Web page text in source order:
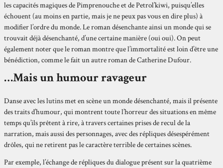
les capacités magiques de Pimprenouche et de Petrol’kiwi, puisqu’elles
échouent (au moins en partie, mais je ne peux pas vous en dire plus) à
modifier l’ordre du monde. Le roman désenchante ainsi un monde qui se
trouvait déjà désenchanté, d’une certaine manière (oui oui). On peut
également noter que le roman montre que l’immortalité est loin d’être une
bénédiction, comme le fait un autre roman de Catherine Dufour.
…Mais un humour ravageur
Danse avec les lutins met en scène un monde désenchanté, mais il présente
des traits d’humour, qui montrent toute l’horreur des situations en même
temps qu’ils prêtent à rire, à travers certaines prises de recul de la
narration, mais aussi des personnages, avec des répliques désespérément
drôles, qui ne retirent pas le caractère terrible de certaines scènes.
Par exemple, l’échange de répliques du dialogue présent sur la quatrième